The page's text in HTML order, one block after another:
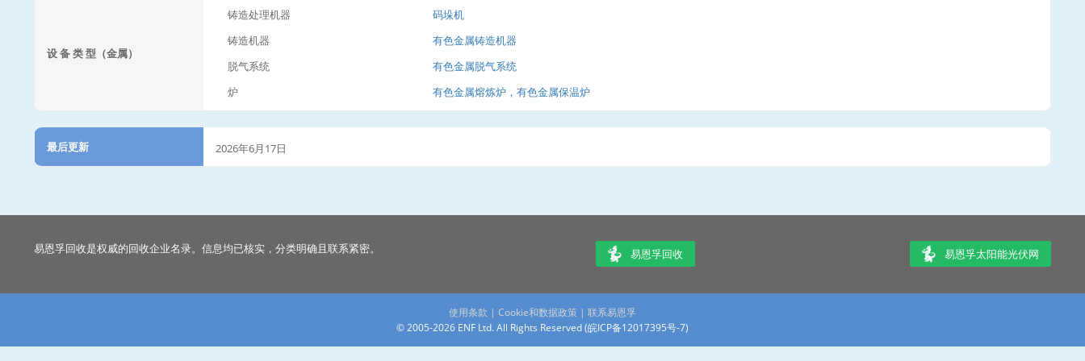
设 备 类 型（金属）
铸造处理机器
码垛机
铸造机器
有色金属铸造机器
脱气系统
有色金属脱气系统
炉
有色金属熔炼炉，有色金属保温炉
最后更新 2026年6月17日
易恩孚回收是权威的回收企业名录。信息均已核实，分类明确且联系紧密。 易恩孚回收 易恩孚太阳能光伏网
使用条款 | Cookie和数据政策 | 联系易恩孚
© 2005-2026 ENF Ltd. All Rights Reserved (皖ICP备12017395号-7)